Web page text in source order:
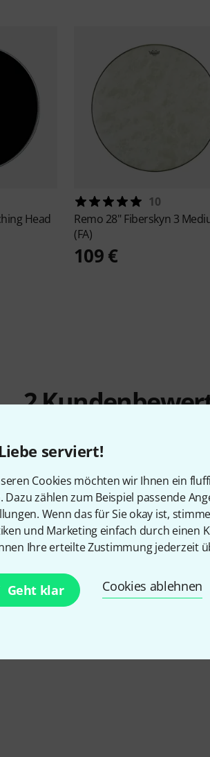
serviert!
Cookies möchten wir Ihnen ein
Dazu zählen zum Beispiel passende
Wenn das für Sie okay ist,
und Marketing einfach durch einen
Ihre erteilte Zustimmung jederzeit
Geht klar Cookies ablehnen
Head
10
Remo 28" Fiberskyn 3
(FA)
109 €
2
5/ 5